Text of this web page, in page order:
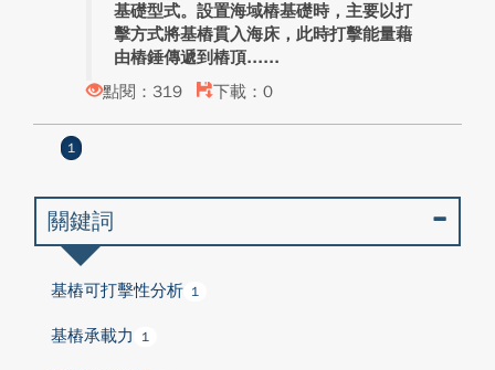
基礎型式。設置海域樁基礎時，主要以打
擊方式將基樁貫入海床，此時打擊能量藉
由樁錘傳遞到樁頂...
點閱：319
下載：0
1
關鍵詞
基樁可打擊性分析 1
基樁承載力 1